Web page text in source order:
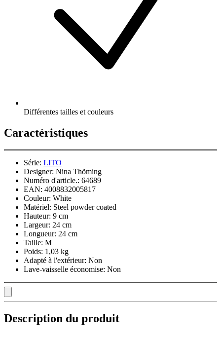
Différentes tailles et couleurs
Caractéristiques
Série: LITO
Designer: Nina Thöming
Numéro d'article.: 64689
EAN: 4008832005817
Couleur: White
Matériel: Steel powder coated
Hauteur: 9 cm
Largeur: 24 cm
Longueur: 24 cm
Taille: M
Poids: 1,03 kg
Adapté à l'extérieur: Non
Lave-vaisselle économise: Non
Description du produit